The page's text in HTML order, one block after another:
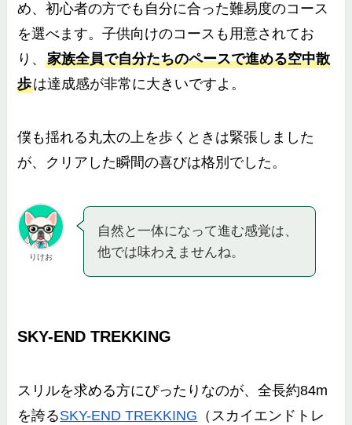
め、初心者の方でも自分に合った難易度のコース
を選べます。子供向けのコースも用意されてお
り、家族全員で自分たちのペースで進める空中散
歩は達成感が非常に大きいですよ。
僕も揺れる丸太の上を歩くときは緊張しました
が、クリアした瞬間の喜びは格別でした。
りけお
自然と一体になって進む感覚は、
他では味わえませんね。
SKY-END TREKKING
スリルを求める方にぴったりなのが、全長約84m
を誇るSKY-END TREKKING （スカイエンドトレ